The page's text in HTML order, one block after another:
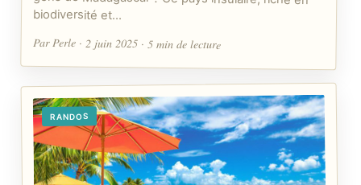
biodiversité et…
Par Perle · 2 juin 2025 · 5 min de lecture
RANDOS